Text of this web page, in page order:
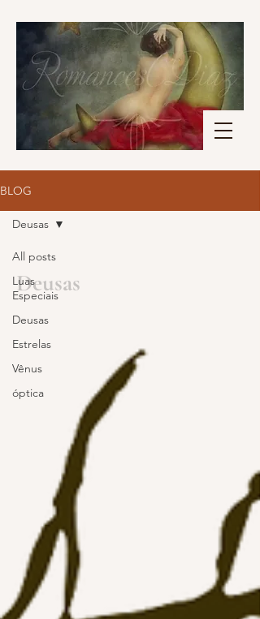
BLOG
All posts
Luas
Especiais
Deusas
Estrelas
Vênus
óptica
Deusas
Deusas